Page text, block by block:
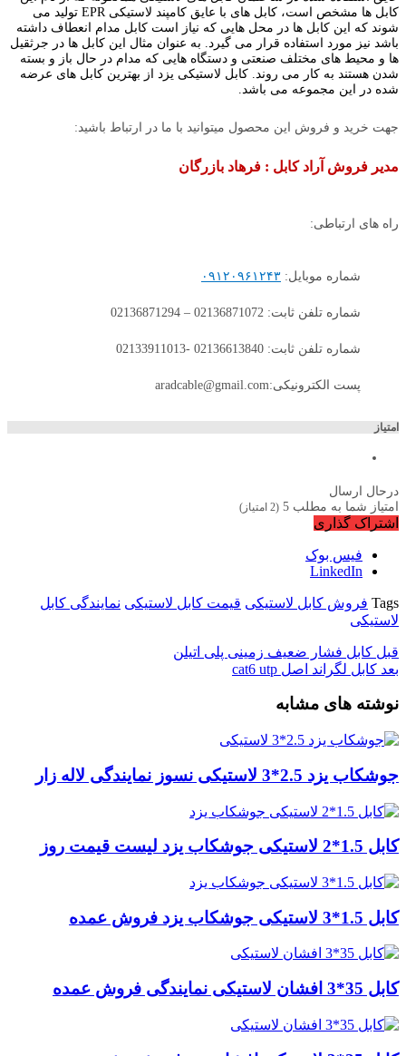
کابل ها مشخص است، کابل های با عایق کامپند لاستیکی EPR تولید می
شوند که این کابل ها در محل هایی که نیاز است کابل مدام انعطاف داشته
باشد نیز مورد استفاده قرار می گیرد. به عنوان مثال این کابل ها در جرثقیل
ها و محیط های مختلف صنعتی و دستگاه هایی که مدام در حال باز و بسته
شدن هستند به کار می روند. کابل لاستیکی یزد از بهترین کابل های عرضه
شده در این مجموعه می باشد.
جهت خرید و فروش این محصول میتوانید با ما در ارتباط باشید:
مدیر فروش آراد کابل : فرهاد بازرگان
راه های ارتباطی:
شماره موبایل: ۰۹۱۲۰۹۶۱۲۴۳
شماره تلفن ثابت: 02136871072 – 02136871294
شماره تلفن ثابت: 02136613840 -02133911013
پست الکترونیکی:aradcable@gmail.com
امتیاز
درحال ارسال
امتیاز شما به مطلب 5
(
2 امتیاز)
اشتراک گذاری
فیس بوک
LinkedIn
Tags فروش کابل لاستیکی قیمت کابل لاستیکی نمایندگی کابل
لاستیکی
قبل کابل فشار ضعیف زمینی پلی اتیلن
بعد کابل لگراند اصل cat6 utp
نوشته های مشابه
جوشکاب یزد 2.5*3 لاستیکی نسوز نمایندگی لاله زار
کابل 1.5*2 لاستیکی جوشکاب یزد لیست قیمت روز
کابل 1.5*3 لاستیکی جوشکاب یزد فروش عمده
کابل 35*3 افشان لاستیکی نمایندگی فروش عمده